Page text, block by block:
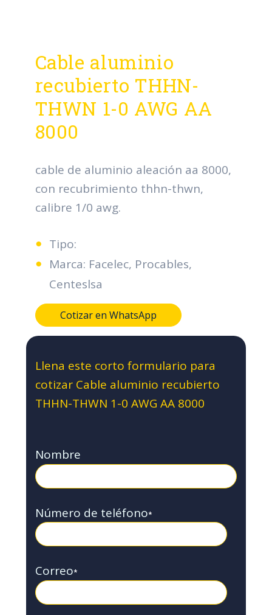
Cable aluminio
recubierto THHN-
THWN 1-0 AWG AA
8000
cable de aluminio aleación aa 8000,
con recubrimiento thhn-thwn,
calibre 1/0 awg.
Tipo:
Marca: Facelec, Procables,
Centeslsa
Cotizar en WhatsApp
Llena este corto formulario para
cotizar Cable aluminio recubierto
THHN-THWN 1-0 AWG AA 8000
Nombre
Número de teléfono*
Correo*